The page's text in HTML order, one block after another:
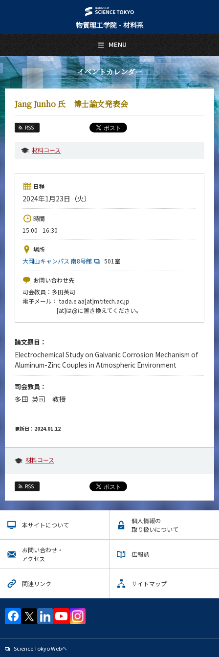
物質理工学院 - 材料系
イベントカレンダー
Jang Junho 氏 博士論文発表会
RSS
材料コース
日程
2024年1月23日（火）
時間
15:00 - 16:30
場所
大岡山キャンパス 南8号館
501室
お問い合わせ先
司会教員：多田英司
電子メール： tada.e.aa[at]m.titech.ac.jp
[at]は@に置き換えてください。
論文題目：
Electrochemical Study on Galvanic Corrosion Mechanism of
Aluminum-Zinc Couples in Atmospheric Environment
司会教員：
多田 英司 教授
更新日：2024.01.12
材料コース
RSS
本サイトについて
個人情報の
取り扱いについて
お問い合わせ・
アクセス
広報誌
関連リンク サイトマップ
Science Tokyo Webヘ
MENU
日本語 English
トップページ
Top Page
材料系について
About Us
教育
Education
入学案内
Admissions
材料系 News
イベントカレンダー
Event Calendar
今後のイベント
今後の課程別イベント
年別アーカイブ
サイト構成